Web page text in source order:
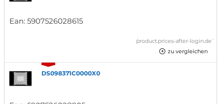
Ean: 5907526028615
`product.prices-after-login.de`
zu vergleichen
DS098371C0000X0